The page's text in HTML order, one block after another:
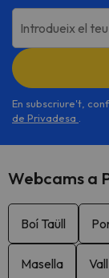
Introdueix el
En subscriure't,
de Privadesa
Webcams a
Boí Taüll
Masella